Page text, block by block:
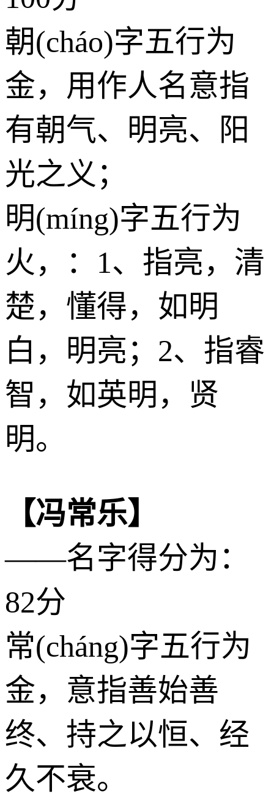
朝(cháo)字五行为
金，用作人名意指
有朝气、明亮、阳
光之义；
明(míng)字五行为
火 ，：1、指亮，清
楚，懂得，如明
白，明亮；2、指睿
智，如英明，贤
明。
【冯常乐】
——名字得分为：
82分
常(cháng)字五行为
金，意指善始善
终、持之以恒、经
久不衰。